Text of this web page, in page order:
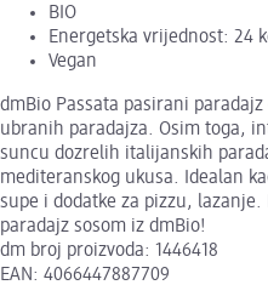
BIO
Energetska vrijednost: 24
Vegan
dmBio Passata pasirani
ubranih paradajza. Osim toga,
suncu dozrelih italijanskih
mediteranskog ukusa. Idealan
supe i dodatke za pizzu,
paradajz sosom iz dmBio!
dm broj proizvoda: 1446418
EAN: 4066447887709